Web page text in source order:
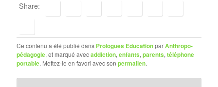
Share:
Ce contenu a été publié dans Prologues EducationparAnthropo-
pédagogie, et marqué avecaddiction,enfants,parents,téléphone
portable. Mettez-le en favori avec sonpermalien.